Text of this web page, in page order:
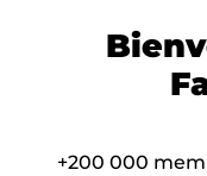
+200 000